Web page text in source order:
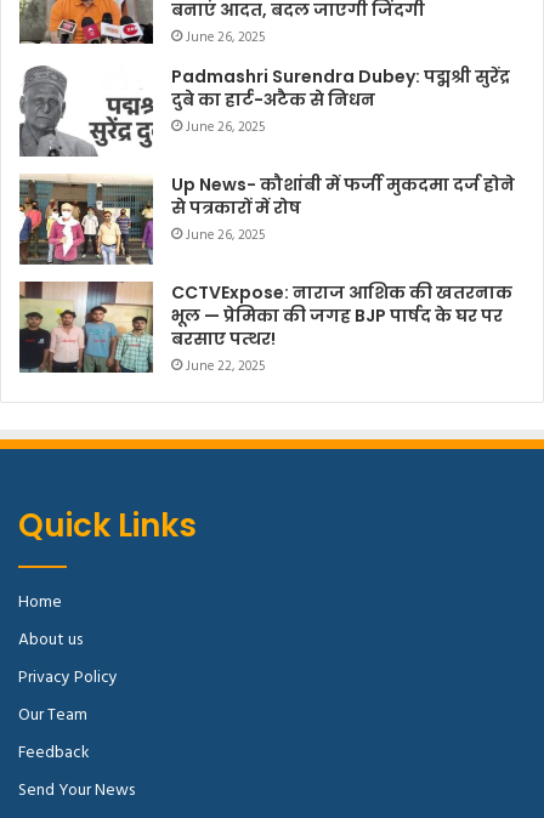
बनाएं आदत, बदल जाएगी जिंदगी
June 26, 2025
Padmashri Surendra Dubey: पद्मश्री सुरेंद्र
दुबे का हार्ट-अटैक से निधन
June 26, 2025
Up News- कौशांबी में फर्जी मुकदमा दर्ज होने
से पत्रकारों में रोष
June 26, 2025
CCTVExpose: नाराज आशिक की खतरनाक
भूल — प्रेमिका की जगह BJP पार्षद के घर पर
बरसाए पत्थर!
June 22, 2025
Quick Links
Home
About us
Privacy Policy
Our Team
Feedback
Send Your News